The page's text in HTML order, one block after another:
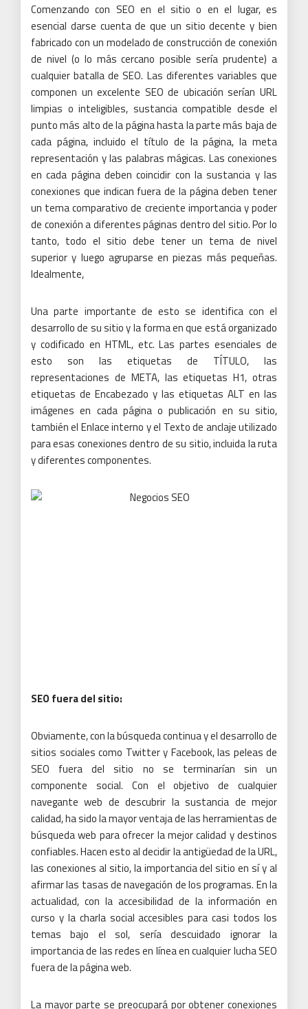
Comenzando con SEO en el sitio o en el lugar, es
esencial darse cuenta de que un sitio decente y bien
fabricado con un modelado de construcción de conexión
de nivel (o lo más cercano posible sería prudente) a
cualquier batalla de SEO. Las diferentes variables que
componen un excelente SEO de ubicación serían URL
limpias o inteligibles, sustancia compatible desde el
punto más alto de la página hasta la parte más baja de
cada página, incluido el título de la página, la meta
representación y las palabras mágicas. Las conexiones
en cada página deben coincidir con la sustancia y las
conexiones que indican fuera de la página deben tener
un tema comparativo de creciente importancia y poder
de conexión a diferentes páginas dentro del sitio.Por lo
tanto, todo el sitio debe tener un tema de nivel
superior y luego agruparse en piezas más pequeñas.
Idealmente,
Una parte importante de esto se identifica con el
desarrollo de su sitio y la forma en que está organizado
y codificado en HTML, etc.Las partes esenciales de
esto son las etiquetas de TÍTULO, las
representaciones de META, las etiquetas H1, otras
etiquetas de Encabezado y las etiquetas ALT en las
imágenes en cada página o publicación en su sitio,
también el Enlace interno y el Texto de anclaje utilizado
para esas conexiones dentro de su sitio, incluida la ruta
y diferentes componentes.
SEO fuera del sitio:
Obviamente, con la búsqueda continua y el desarrollo de
sitios sociales como Twitter y Facebook, las peleas de
SEO fuera del sitio no se terminarían sin un
componente social. Con el objetivo de cualquier
navegante web de descubrir la sustancia de mejor
calidad, ha sido la mayor ventaja de las herramientas de
búsqueda web para ofrecer la mejor calidad y destinos
confiables.Hacen esto al decidir la antigüedad de la URL,
las conexiones al sitio, la importancia del sitio en sí y al
afirmar las tasas de navegación de los programas. En la
actualidad, con la accesibilidad de la información en
curso y la charla social accesibles para casi todos los
temas bajo el sol, sería descuidado ignorar la
importancia de las redes en línea en cualquier lucha SEO
fuera de la página web.
La mayor parte se preocupará por obtener conexiones